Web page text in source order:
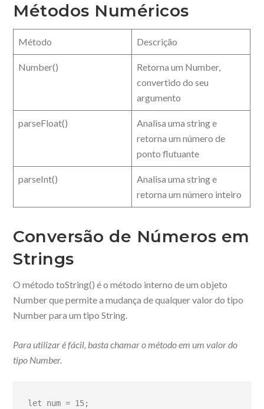
Métodos Numéricos
Método Descrição
Number()
Retorna um Number,
convertido do seu
argumento
parseFloat()
Analisa uma string e
retorna um número de
ponto flutuante
parseInt()
Analisa uma string e
retorna um número inteiro
Conversão de Números em
Strings
O método toString() é o método interno de um objeto
Number que permite a mudança de qualquer valor do tipo
Number para um tipo String.
Para utilizar é fácil, basta chamar o método em um valor do
tipo Number.
let num = 15;